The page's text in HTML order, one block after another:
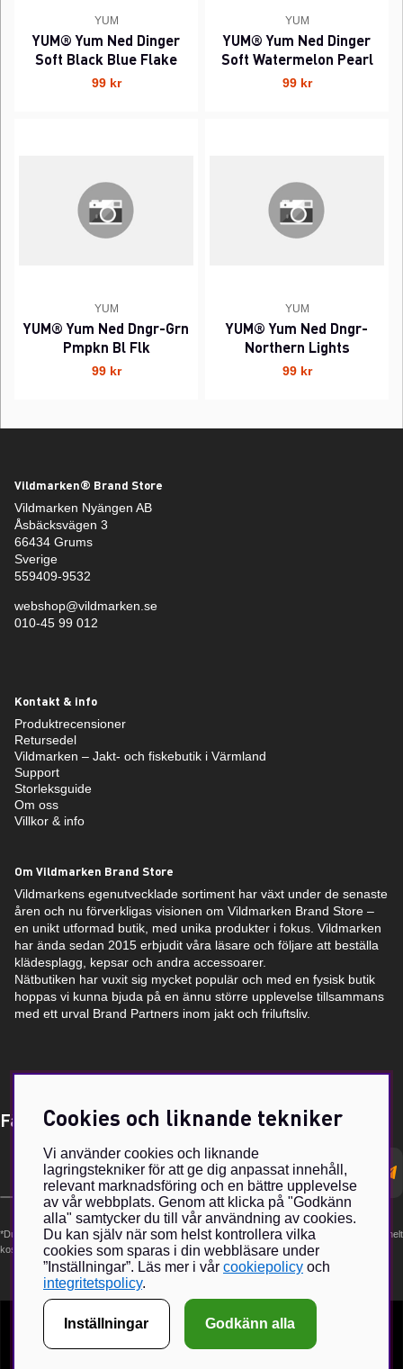
YUM
YUM® Yum Ned Dinger
Soft Black Blue Flake
99 kr
YUM
YUM® Yum Ned Dinger
Soft Watermelon Pearl
99 kr
YUM
YUM® Yum Ned Dngr-Grn
Pmpkn Bl Flk
99 kr
YUM
YUM® Yum Ned Dngr-
Northern Lights
99 kr
Vildmarken® Brand Store
Vildmarken Nyängen AB
Åsbäcksvägen 3
66434 Grums
Sverige
559409-9532
webshop@vildmarken.se
010-45 99 012
Kontakt & info
Produktrecensioner
Retursedel
Vildmarken – Jakt- och fiskebutik i Värmland
Support
Storleksguide
Om oss
Villkor & info
Om Vildmarken Brand Store
Vildmarkens egenutvecklade sortiment har växt under de senaste
åren och nu förverkligas visionen om Vildmarken Brand Store –
en unikt utformad butik, med unika produkter i fokus. Vildmarken
har ända sedan 2015 erbjudit våra läsare och följare att beställa
klädesplagg, kepsar och andra accessoarer.
Nätbutiken har vuxit sig mycket populär och med en fysisk butik
hoppas vi kunna bjuda på en ännu större upplevelse tillsammans
med ett urval Brand Partners inom jakt och friluftsliv.
Få Magasin Vildmarken direkt till din e-post!*
postadress
*Du kan även få erbjudanden och nyheter från samarbetspartners. Din prenumeration är helt
kostnadsfri och kan avslutas när som helst.
Cookies och liknande tekniker
Vi använder cookies och liknande
lagringstekniker för att ge dig anpassat innehåll,
relevant marknadsföring och en bättre upplevelse
av vår webbplats. Genom att klicka på "Godkänn
alla" samtycker du till vår användning av cookies.
Du kan själv när som helst kontrollera vilka
cookies som sparas i din webbläsare under
”Inställningar”. Läs mer i vår cookiepolicy och
integritetspolicy.
Inställningar Godkänn alla